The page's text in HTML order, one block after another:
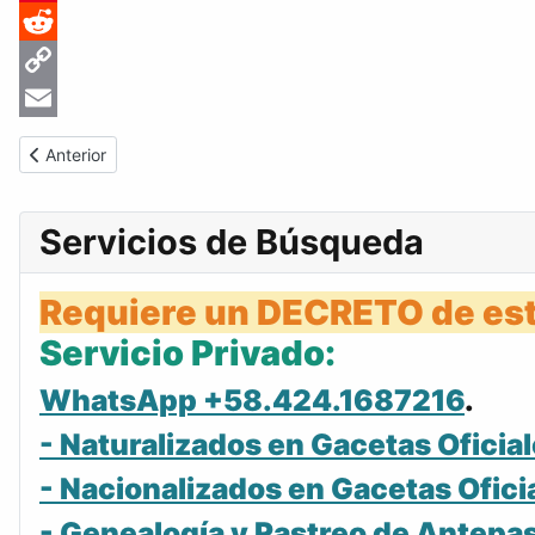
Pinterest
Reddit
Copy
Link
Email
Artículo anterior: Gaceta Oficial de Venezuela #38109 del martes
Anterior
Servicios de Búsqueda
Requiere un DECRETO de
Servicio Privado:
WhatsApp +58.424.1687216.
- Naturalizados en Gacetas
- Nacionalizados en Gacetas